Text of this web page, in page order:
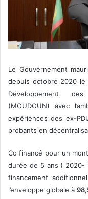
Le Gouvernement
depuis octobre 2020 le
Développement
(MOUDOUN) avec
expériences des ex-
probants en
Co financé pour un
durée de 5 ans ( 2020-
financement
l’enveloppe globale à